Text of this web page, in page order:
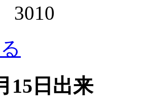
3010
15日出来